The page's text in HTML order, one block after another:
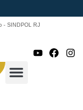
- SINDPOL RJ